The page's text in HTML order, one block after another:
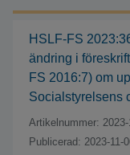
HSLF-FS
ändring i
FS 2016:7) om
Socialstyrelsens
Artikelnummer:
Publicerad: 2023-11-